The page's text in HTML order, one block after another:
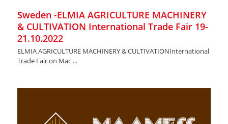
Sweden -ELMIA AGRICULTURE MACHINERY
& CULTIVATION International Trade Fair 19-
21.10.2022
ELMIA AGRICULTURE MACHINERY & CULTIVATIONInternational
Trade Fair on Mac ...